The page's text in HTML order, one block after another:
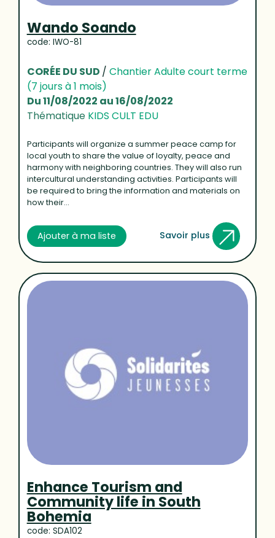
Wando Soando
code: IWO-81
CORÉE DU SUD / Chantier Adulte court terme
(7 jours à 1 mois)
Du 11/08/2022 au 16/08/2022
Thématique KIDS CULT EDU
Participants will organize a summer peace camp for
local youth to share the value of loyalty, peace and
harmony with neighboring countries. They will also run
intercultural understanding activities. Participants will
be required to bring the information and materials on
how their...
Ajouter à ma liste Savoir plus
Enhance Tourism and
Community life in South
Bohemia
code: SDA102